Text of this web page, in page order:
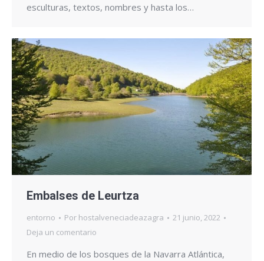
esculturas, textos, nombres y hasta los…
Embalses de Leurtza
entorno Por hostalveneciadeazagra
21 junio, 2022
Deja un comentario
En medio de los bosques de la Navarra Atlántica,